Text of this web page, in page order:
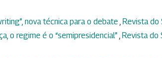
nova técnica para o debate Revista do
o regime é o “semipresidencial” Revista do